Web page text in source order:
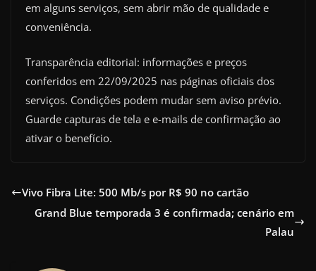
em alguns serviços, sem abrir mão de qualidade e
conveniência.
Transparência editorial: informações e preços
conferidos em 22/09/2025 nas páginas oficiais dos
serviços. Condições podem mudar sem aviso prévio.
Guarde capturas de tela e e-mails de confirmação ao
ativar o benefício.
Vivo Fibra Lite: 500 Mb/s por R$ 90 no cartão
Grand Blue temporada 3 é confirmada; cenário em
Palau